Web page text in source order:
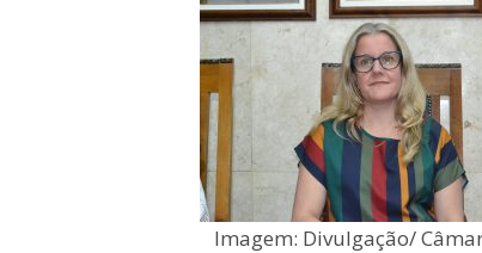
Imagem: Divulgação/